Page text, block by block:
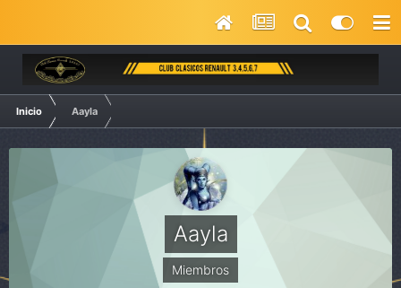
Inicio Aayla
Aayla
Miembros